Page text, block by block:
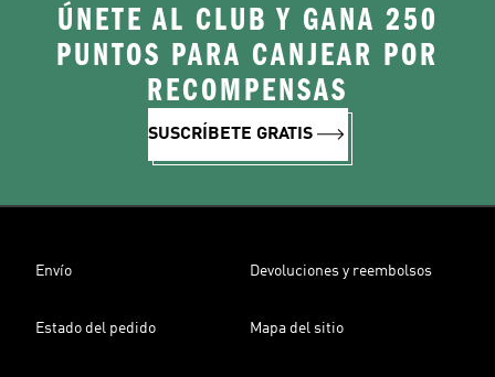
ÚNETE AL CLUB Y GANA 250
PUNTOS PARA CANJEAR POR
RECOMPENSAS
SUSCRÍBETE GRATIS
Envío Devoluciones y reembolsos
Estado del pedido Mapa del sitio